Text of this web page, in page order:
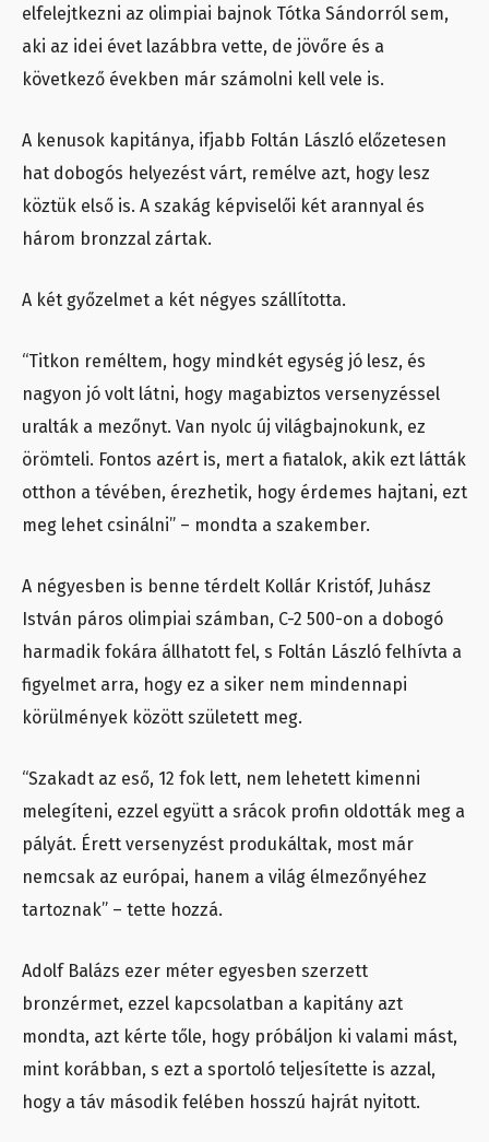
elfelejtkezni az olimpiai bajnok Tótka Sándorról sem,
aki az idei évet lazábbra vette, de jövőre és a
következő években már számolni kell vele is.
A kenusok kapitánya, ifjabb Foltán László előzetesen
hat dobogós helyezést várt, remélve azt, hogy lesz
köztük első is. A szakág képviselői két arannyal és
három bronzzal zártak.
A két győzelmet a két négyes szállította.
“Titkon reméltem, hogy mindkét egység jó lesz, és
nagyon jó volt látni, hogy magabiztos versenyzéssel
uralták a mezőnyt. Van nyolc új világbajnokunk, ez
örömteli. Fontos azért is, mert a fiatalok, akik ezt látták
otthon a tévében, érezhetik, hogy érdemes hajtani, ezt
meg lehet csinálni” – mondta a szakember.
A négyesben is benne térdelt Kollár Kristóf, Juhász
István páros olimpiai számban, C-2 500-on a dobogó
harmadik fokára állhatott fel, s Foltán László felhívta a
figyelmet arra, hogy ez a siker nem mindennapi
körülmények között született meg.
“Szakadt az eső, 12 fok lett, nem lehetett kimenni
melegíteni, ezzel együtt a srácok profin oldották meg a
pályát. Érett versenyzést produkáltak, most már
nemcsak az európai, hanem a világ élmezőnyéhez
tartoznak” – tette hozzá.
Adolf Balázs ezer méter egyesben szerzett
bronzérmet, ezzel kapcsolatban a kapitány azt
mondta, azt kérte tőle, hogy próbáljon ki valami mást,
mint korábban, s ezt a sportoló teljesítette is azzal,
hogy a táv második felében hosszú hajrát nyitott.